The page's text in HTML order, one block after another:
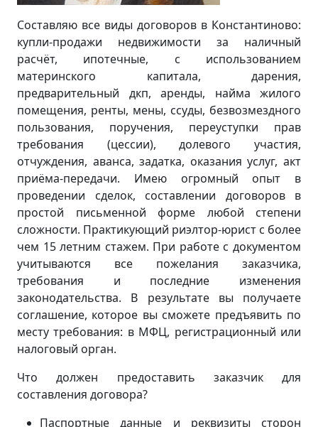
Составляю все виды договоров в Константиново:
купли-продажи недвижимости за наличный
расчёт, ипотечные, с использованием
материнского капитала, дарения,
предварительный дкп, аренды, найма жилого
помещения, ренты, мены, ссуды, безвозмездного
пользования, поручения, переуступки прав
требования (цессии), долевого участия,
отчуждения, аванса, задатка, оказания услуг, акт
приёма-передачи. Имею огромный опыт в
проведении сделок, составлении договоров в
простой письменной форме любой степени
сложности. Практикующий риэлтор-юрист с более
чем 15 летним стажем. При работе с документом
учитываются все пожелания заказчика,
требования и последние изменения
законодательства. В результате вы получаете
соглашение, которое вы сможете предъявить по
месту требования: в МФЦ, регистрационный или
налоговый орган.
Что должен предоставить заказчик для
составления договора?
Паспортные данные и реквизиты сторон